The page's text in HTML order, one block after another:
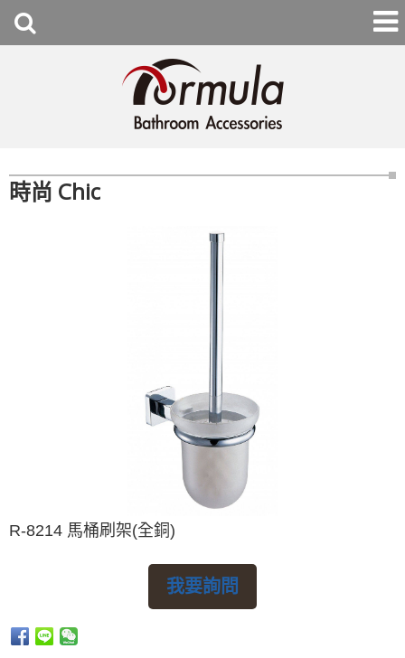
時尚 Chic
R-8214 馬桶刷架(全銅)
我要詢問